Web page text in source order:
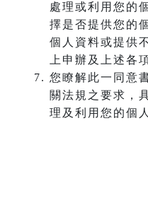
處理或利用您的
擇是否提供您的
個人資料或提供
上申辦及上述各
您瞭解此一同意
關法規之要求，
理及利用您的個